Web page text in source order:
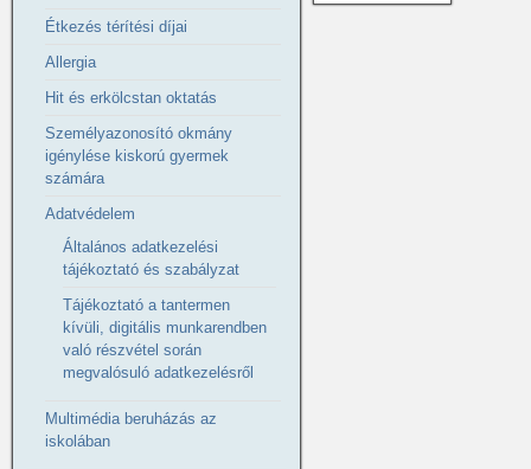
Étkezés térítési díjai
Allergia
Hit és erkölcstan oktatás
Személyazonosító okmány
igénylése kiskorú gyermek
számára
Adatvédelem
Általános adatkezelési
tájékoztató és szabályzat
Tájékoztató a tantermen
kívüli, digitális munkarendben
való részvétel során
megvalósuló adatkezelésről
Multimédia beruházás az
iskolában